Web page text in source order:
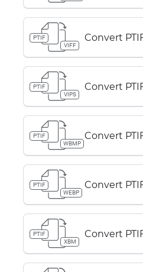
PTIF
VIFF
Convert
PTIF
VIPS
Convert
PTIF
WBMP
Convert
PTIF
WEBP
Convert
PTIF
XBM
Convert